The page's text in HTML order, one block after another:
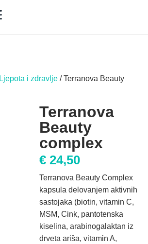
Ljepota i zdravlje / Terranova Beauty
Terranova
Beauty
complex
€ 24,50
Terranova Beauty Complex
kapsula delovanjem aktivnih
sastojaka (biotin, vitamin C,
MSM, Cink, pantotenska
kiselina, arabinogalaktan iz
drveta ariša, vitamin A,